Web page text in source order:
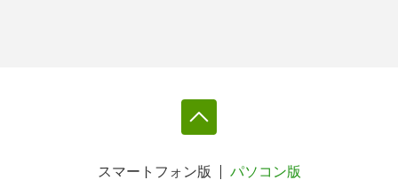
スマートフォン版 パソコン版